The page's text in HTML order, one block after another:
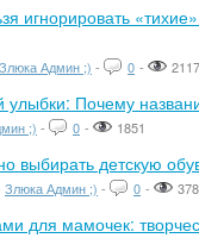
игнорировать
Злюка Админ ;) - 0 - 2117
улыбки: Почему
;) - 0 - 1851
выбирать детскую
Злюка Админ ;) - 0 -
для мамочек: